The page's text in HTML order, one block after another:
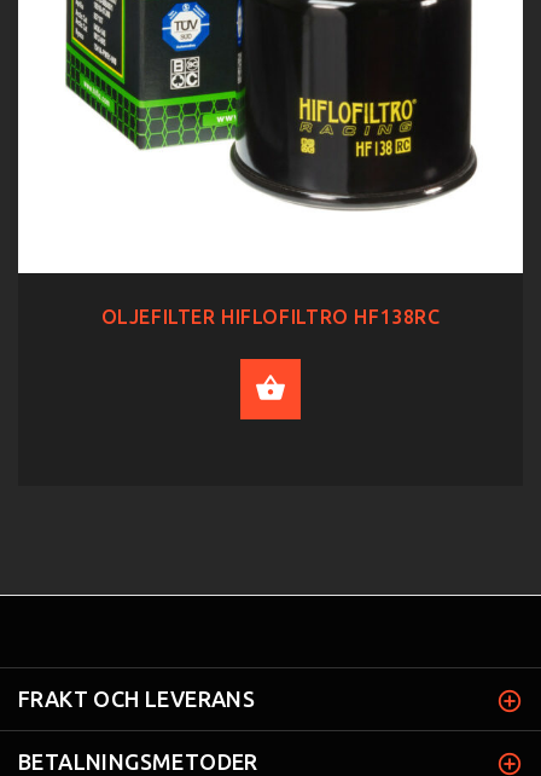
OLJEFILTER HIFLOFILTRO HF138RC
FRAKT OCH LEVERANS
BETALNINGSMETODER